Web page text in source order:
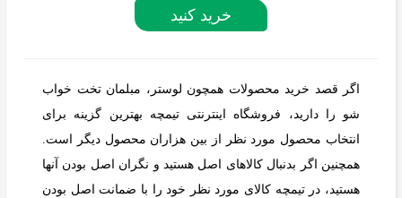
خرید کنید
اگر قصد خرید محصولات همچون لوستر، مبلمان تخت خواب
شو را دارید، فروشگاه اینترنتی تیمچه بهترین گزینه برای
انتخاب محصول مورد نظر از بین هزاران محصول دیگر است.
همچنین اگر بدنبال کالاهای اصل هستید و نگران اصل بودن آنها
هستید، در تیمچه کالای مورد نظر خود را با ضمانت اصل بودن